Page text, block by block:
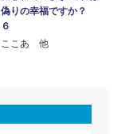
偽りの幸福ですか？
６
ここあ 他